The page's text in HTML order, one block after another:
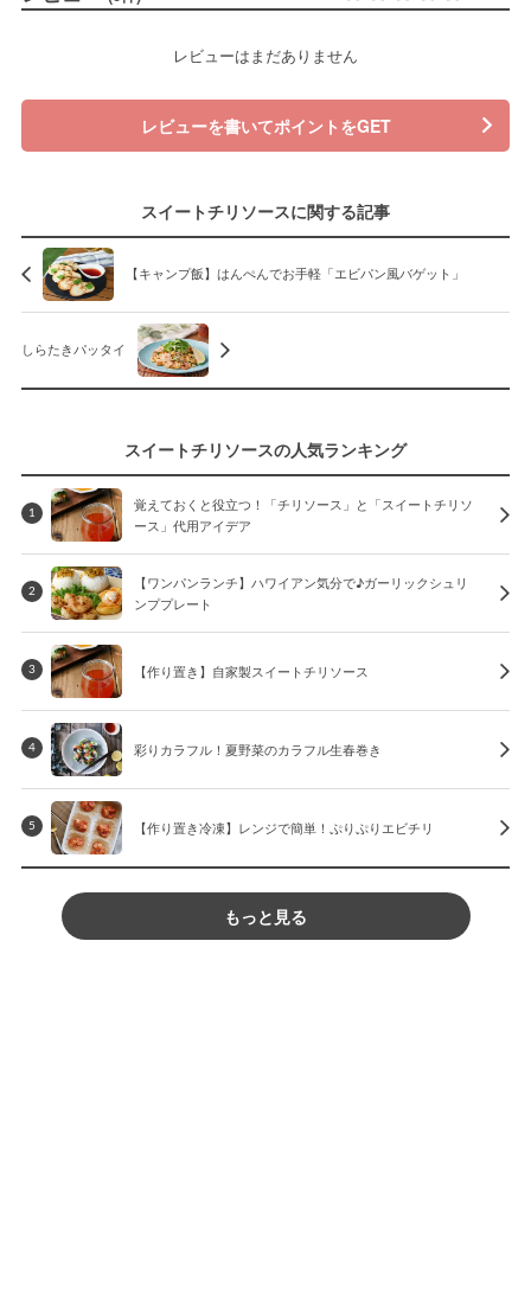
レビューはまだありません
レビューを書いてポイントをGET
スイートチリソースに関する記事
【キャンプ飯】はんぺんでお手軽「エビパン風バゲット」
しらたきパッタイ
スイートチリソースの人気ランキング
1
覚えておくと役立つ！「チリソース」と「スイートチリソ
ース」代用アイデア
2
【ワンパンランチ】ハワイアン気分で♪ガーリックシュリ
ンププレート
3 【作り置き】自家製スイートチリソース
4 彩りカラフル！夏野菜のカラフル生春巻き
5 【作り置き冷凍】レンジで簡単！ぷりぷりエビチリ
もっと見る